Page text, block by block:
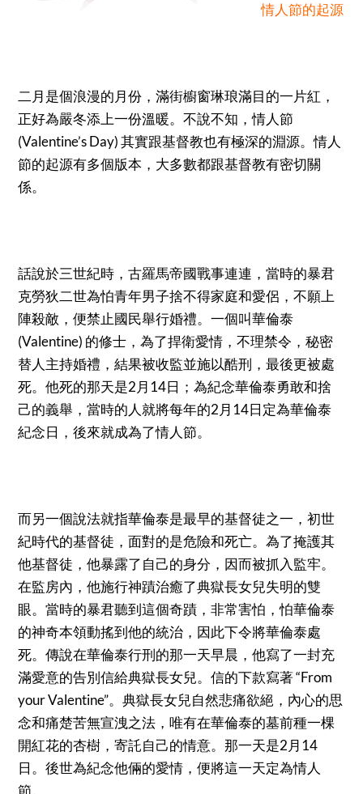
情人節的起源
二月是個浪漫的月份，滿街櫥窗琳琅滿目的一片紅，
正好為嚴冬添上一份溫暖。不說不知，情人節
(Valentine’s Day) 其實跟基督教也有極深的淵源。情人
節的起源有多個版本，大多數都跟基督教有密切關
係。
話說於三世紀時，古羅馬帝國戰事連連，當時的暴君
克勞狄二世為怕青年男子捨不得家庭和愛侶，不願上
陣殺敵，便禁止國民舉行婚禮。一個叫華倫泰
(Valentine) 的修士，為了捍衛愛情，不理禁令，秘密
替人主持婚禮，結果被收監並施以酷刑，最後更被處
死。他死的那天是2月14日；為紀念華倫泰勇敢和捨
己的義舉，當時的人就將每年的2月14日定為華倫泰
紀念日，後來就成為了情人節。
而另一個說法就指華倫泰是最早的基督徒之一，初世
紀時代的基督徒，面對的是危險和死亡。為了掩護其
他基督徒，他暴露了自己的身分，因而被抓入監牢。
在監房內，他施行神蹟治癒了典獄長女兒失明的雙
眼。當時的暴君聽到這個奇蹟，非常害怕，怕華倫泰
的神奇本領動搖到他的統治，因此下令將華倫泰處
死。傳說在華倫泰行刑的那一天早晨，他寫了一封充
滿愛意的告別信給典獄長女兒。信的下款寫著 “From
your Valentine”。典獄長女兒自然悲痛欲絕，內心的思
念和痛楚苦無宣洩之法，唯有在華倫泰的墓前種一棵
開紅花的杏樹，寄託自己的情意。那一天是2月14
日。後世為紀念他倆的愛情，便將這一天定為情人
節。